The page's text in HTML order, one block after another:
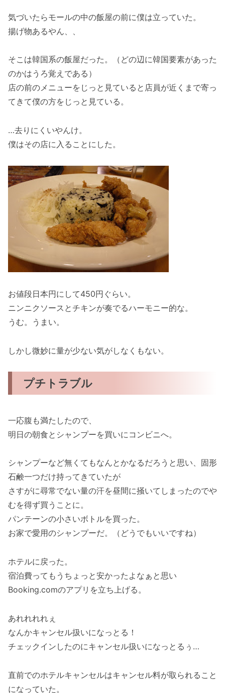
気づいたらモールの中の飯屋の前に僕は立っていた。
揚げ物あるやん、、
そこは韓国系の飯屋だった。（どの辺に韓国要素があった
のかはうろ覚えである）
店の前のメニューをじっと見ていると店員が近くまで寄っ
てきて僕の方をじっと見ている。
…去りにくいやんけ。
僕はその店に入ることにした。
お値段日本円にして450円ぐらい。
ニンニクソースとチキンが奏でるハーモニー的な。
うむ。うまい。
しかし微妙に量が少ない気がしなくもない。
プチトラブル
一応腹も満たしたので、
明日の朝食とシャンプーを買いにコンビニへ。
シャンプーなど無くてもなんとかなるだろうと思い、固形
石鹸一つだけ持ってきていたが
さすがに尋常でない量の汗を昼間に掻いてしまったのでや
むを得ず買うことに。
パンテーンの小さいボトルを買った。
お家で愛用のシャンプーだ。（どうでもいいですね）
ホテルに戻った。
宿泊費ってもうちょっと安かったよなぁと思い
Booking.comのアプリを立ち上げる。
あれれれれぇ
なんかキャンセル扱いになっとる！
チェックインしたのにキャンセル扱いになっとるぅ…
直前でのホテルキャンセルはキャンセル料が取られること
になっていた。